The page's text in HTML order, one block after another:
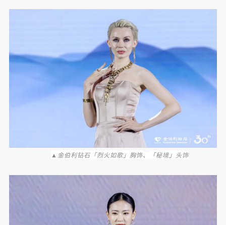
▲金伯利钻石「烈火如歌」胸饰、 「秘境」头饰